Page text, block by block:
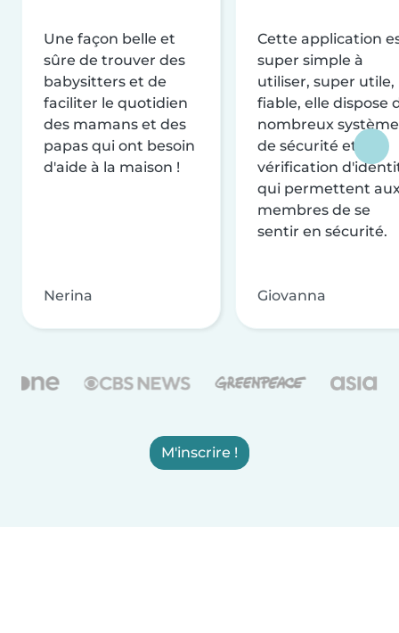
Une façon belle et
sûre de trouver des
babysitters et de
faciliter le quotidien
des mamans et des
papas qui ont besoin
d'aide à la maison !
Nerina
Cette application
super simple à
utiliser, super utile,
fiable, elle dispose
nombreux
de sécurité et de
vérification
qui permettent
membres de se
sentir en sécurité.
Giovanna
M'inscrire !